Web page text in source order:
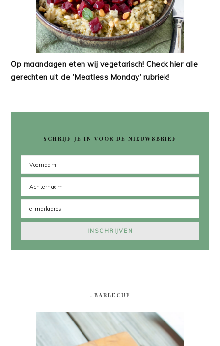
Op maandagen eten wij vegetarisch! Check hier alle
gerechten uit de 'Meatless Monday' rubriek!
SCHRIJF JE IN VOOR DE NIEUWSBRIEF
#BARBECUE